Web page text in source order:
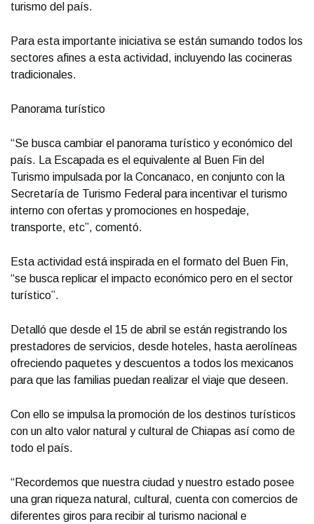
turismo del país.
Para esta importante iniciativa se están sumando todos los
sectores afines a esta actividad, incluyendo las cocineras
tradicionales.
Panorama turístico
“Se busca cambiar el panorama turístico y económico del
país. La Escapada es el equivalente al Buen Fin del
Turismo impulsada por la Concanaco, en conjunto con la
Secretaría de Turismo Federal para incentivar el turismo
interno con ofertas y promociones en hospedaje,
transporte, etc”, comentó.
Esta actividad está inspirada en el formato del Buen Fin,
“se busca replicar el impacto económico pero en el sector
turístico”.
Detalló que desde el 15 de abril se están registrando los
prestadores de servicios, desde hoteles, hasta aerolíneas
ofreciendo paquetes y descuentos a todos los mexicanos
para que las familias puedan realizar el viaje que deseen.
Con ello se impulsa la promoción de los destinos turísticos
con un alto valor natural y cultural de Chiapas así como de
todo el país.
“Recordemos que nuestra ciudad y nuestro estado posee
una gran riqueza natural, cultural, cuenta con comercios de
diferentes giros para recibir al turismo nacional e